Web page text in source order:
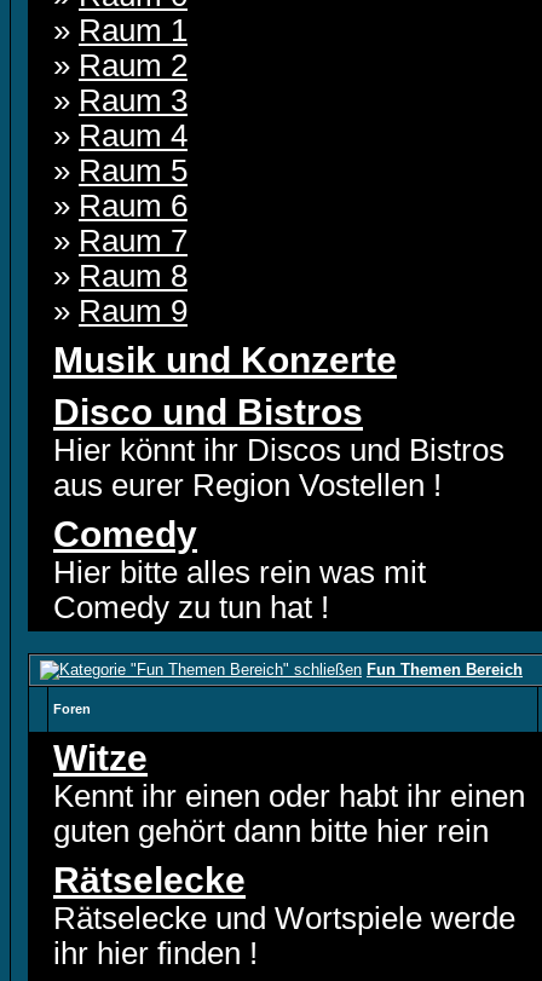
» Raum 1
» Raum 2
» Raum 3
» Raum 4
» Raum 5
» Raum 6
» Raum 7
» Raum 8
» Raum 9
Musik und Konzerte
Disco und Bistros
Hier könnt ihr Discos und Bistros
aus eurer Region Vostellen !
Comedy
Hier bitte alles rein was mit
Comedy zu tun hat !
Fun Themen Bereich
Foren
Witze
Kennt ihr einen oder habt ihr einen
guten gehört dann bitte hier rein
Rätselecke
Rätselecke und Wortspiele werde
ihr hier finden !